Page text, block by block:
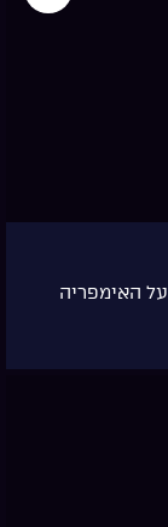
על האימפריה